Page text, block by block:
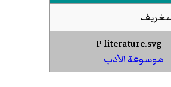
موسوعة الأدب